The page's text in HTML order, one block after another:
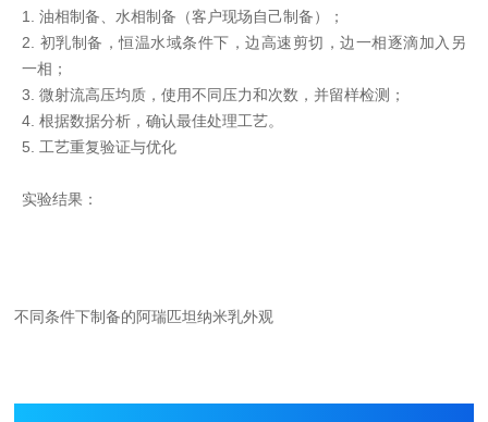
1. 油相制备、水相制备（客户现场自己制备）；
2. 初乳制备，恒温水域条件下，边高速剪切，边一相逐滴加入另
一相；
3. 微射流高压均质，使用不同压力和次数，并留样检测；
4. 根据数据分析，确认最佳处理工艺。
5. 工艺重复验证与优化
实验结果：
不同条件下制备的阿瑞匹坦纳米乳外观